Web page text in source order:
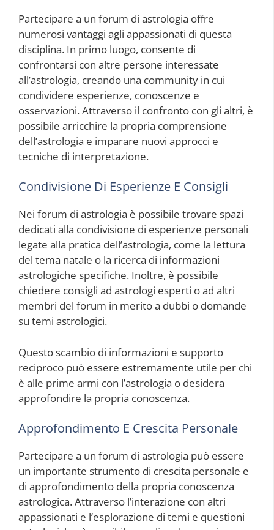
Partecipare a un forum di astrologia offre
numerosi vantaggi agli appassionati di questa
disciplina. In primo luogo, consente di
confrontarsi con altre persone interessate
all’astrologia, creando una community in cui
condividere esperienze, conoscenze e
osservazioni. Attraverso il confronto con gli altri, è
possibile arricchire la propria comprensione
dell’astrologia e imparare nuovi approcci e
tecniche di interpretazione.
Condivisione Di Esperienze E Consigli
Nei forum di astrologia è possibile trovare spazi
dedicati alla condivisione di esperienze personali
legate alla pratica dell’astrologia, come la lettura
del tema natale o la ricerca di informazioni
astrologiche specifiche. Inoltre, è possibile
chiedere consigli ad astrologi esperti o ad altri
membri del forum in merito a dubbi o domande
su temi astrologici.
Questo scambio di informazioni e supporto
reciproco può essere estremamente utile per chi
è alle prime armi con l’astrologia o desidera
approfondire la propria conoscenza.
Approfondimento E Crescita Personale
Partecipare a un forum di astrologia può essere
un importante strumento di crescita personale e
di approfondimento della propria conoscenza
astrologica. Attraverso l’interazione con altri
appassionati e l’esplorazione di temi e questioni